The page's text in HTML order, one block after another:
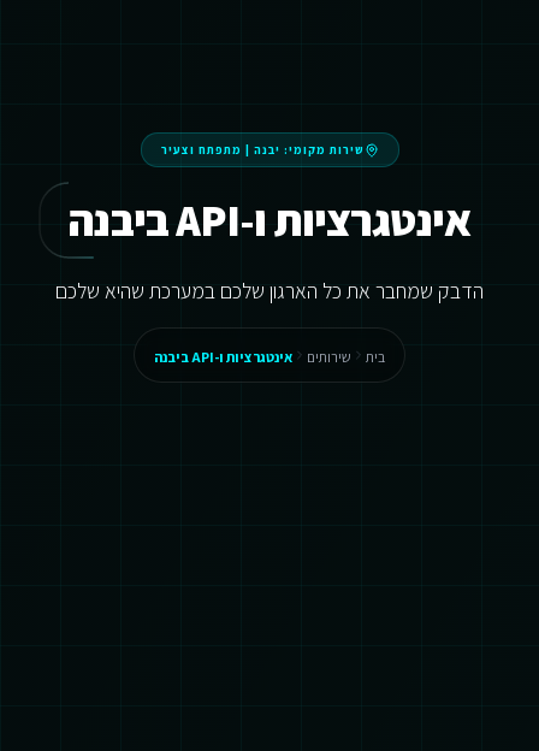
שירות מקומי: יבנה | מתפתח וצעיר
אינטגרציות ו-API ביבנה
הדבק שמחבר את כל הארגון שלכם במערכת שהיא שלכם
בית שירותים אינטגרציות ו-API ביבנה